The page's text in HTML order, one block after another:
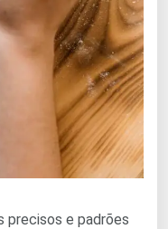
precisos e padrões